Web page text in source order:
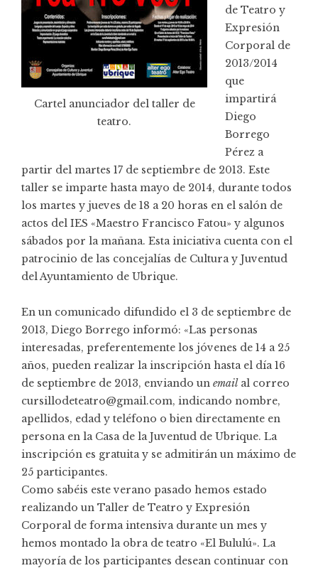
Cartel anunciador del taller de
teatro.
de Teatro y
Expresión
Corporal de
2013/2014
que
impartirá
Diego
Borrego
Pérez a
partir del martes 17 de septiembre de 2013. Este
taller se imparte hasta mayo de 2014, durante todos
los martes y jueves de 18 a 20 horas en el salón de
actos del IES «Maestro Francisco Fatou» y algunos
sábados por la mañana. Esta iniciativa cuenta con el
patrocinio de las concejalías de Cultura y Juventud
del Ayuntamiento de Ubrique.
En un comunicado difundido el 3 de septiembre de
2013, Diego Borrego informó: «Las personas
interesadas, preferentemente los jóvenes de 14 a 25
años, pueden realizar la inscripción hasta el día 16
de septiembre de 2013, enviando un emailal correo
cursillodeteatro@gmail.com, indicando nombre,
apellidos, edad y teléfono o bien directamente en
persona en la Casa de la Juventud de Ubrique. La
inscripción es gratuita y se admitirán un máximo de
25 participantes.
Como sabéis este verano pasado hemos estado
realizando un Taller de Teatro y Expresión
Corporal de forma intensiva durante un mes y
hemos montado la obra de teatro «El Bululú». La
mayoría de los participantes desean continuar con